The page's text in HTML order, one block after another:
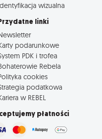
wizualna
linki
podarunkowe
PDK i trofea
Rebela
cookies
podatkowa
w REBEL
płatności